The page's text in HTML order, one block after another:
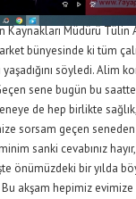
Kaynakları Müdürü Tülin
bünyesinde ki tüm
söyledi. Alim
sene bugün bu
de hep birlikte
sorsam geçen
sanki cevabınız
önümüzdeki bir yılda
akşam hepimiz evimize